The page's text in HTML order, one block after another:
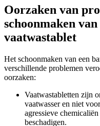
Oorzaken van
schoonmaken
vaatwastablet
Het schoonmaken van een
verschillende problemen
oorzaken:
Vaatwastabletten zijn
vaatwasser en niet
agressieve
beschadigen.